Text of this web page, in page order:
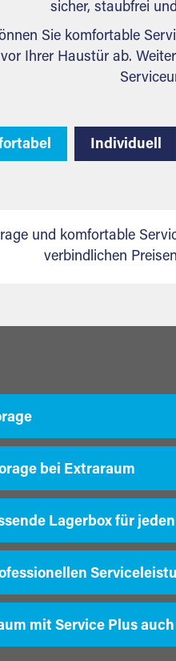
sicher, staubfrei
Sie komfortable
Ihrer Haustür ab.
Individuell
und komfortable
verbindlichen
bei Extraraum
Lagerbox für
mit Service Plus